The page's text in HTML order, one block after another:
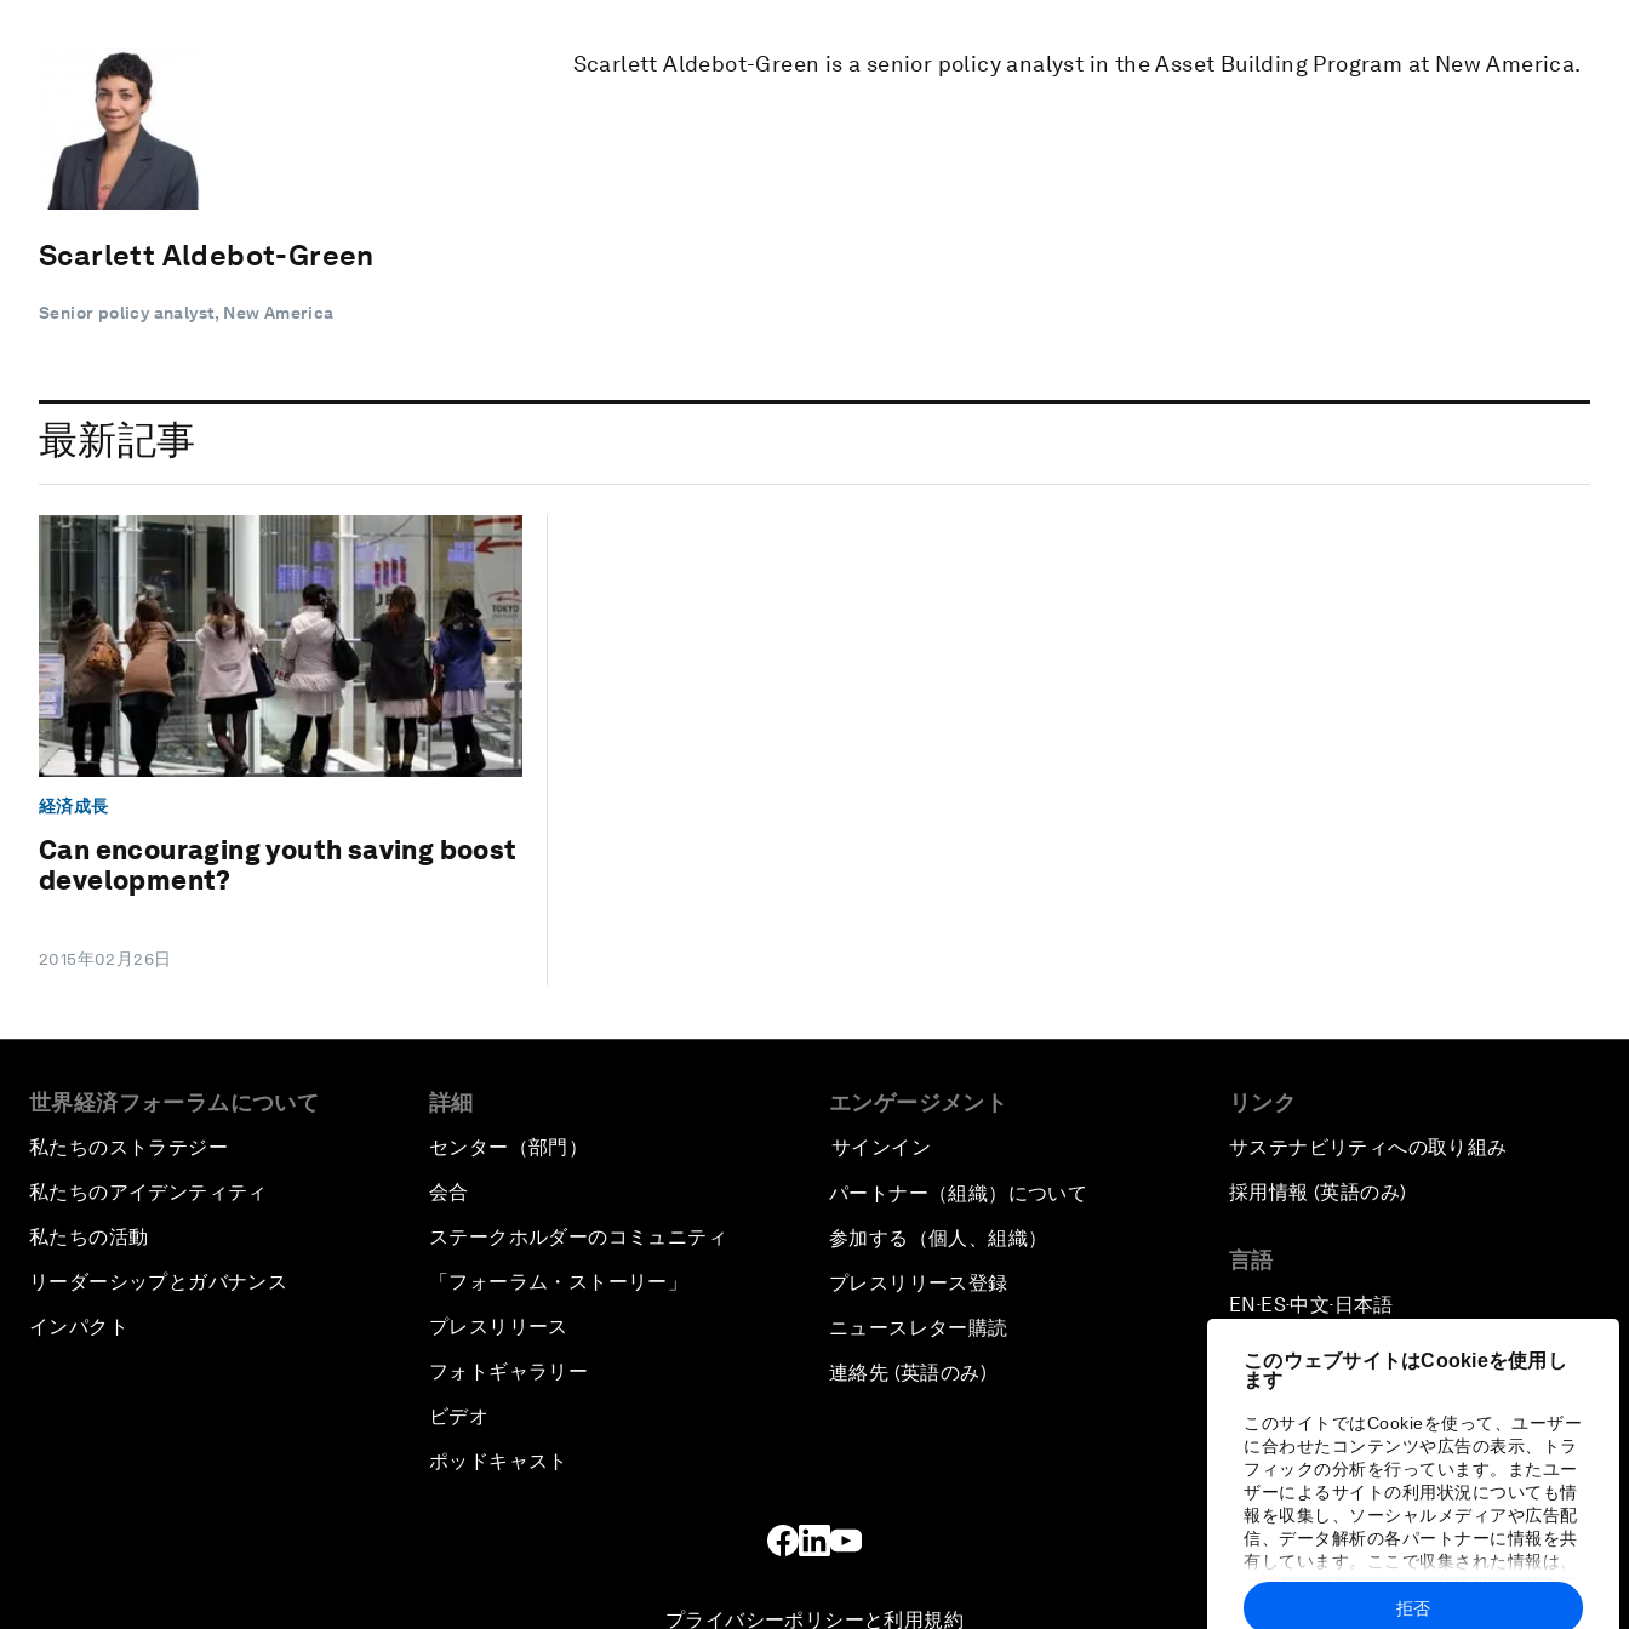
このウェブサイトはCookieを使用し
ます
このサイトではCookieを使って、ユーザー
に合わせたコンテンツや広告の表示、トラ
フィックの分析を行っています。またユー
ザーによるサイトの利用状況についても情
報を収集し、ソーシャルメディアや広告配
信、データ解析の各パートナーに情報を共
有しています。ここで収集された情報は、
ユーザーが各パートナーに提供した他の情
報や各パートナーのサービスを使用した際
拒否
Scarlett Aldebot-Green
Senior policy analyst, New America
Scarlett Aldebot-Green is a senior policy analyst in the Asset Building Program at New America.
最新記事
経済成長
Can encouraging youth saving boost
development?
2015年02月26日
世界経済フォーラムについて
私たちのストラテジー
私たちのアイデンティティ
私たちの活動
リーダーシップとガバナンス
インパクト
詳細
センター（部門）
会合
ステークホルダーのコミュニティ
「フォーラム・ストーリー」
プレスリリース
フォトギャラリー
ビデオ
ポッドキャスト
エンゲージメント
サインイン
パートナー（組織）について
参加する（個人、組織）
プレスリリース登録
ニュースレター購読
連絡先 (英語のみ)
リンク
サステナビリティへの取り組み
採用情報 (英語のみ)
言語
EN ▪ ES▪中文▪ 日本語
プライバシーポリシーと利用規約